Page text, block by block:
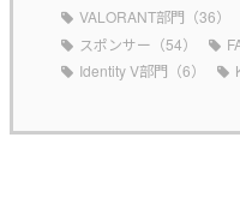
VALORANT部門（36）
スポンサー（54）
Identity V部門（6）